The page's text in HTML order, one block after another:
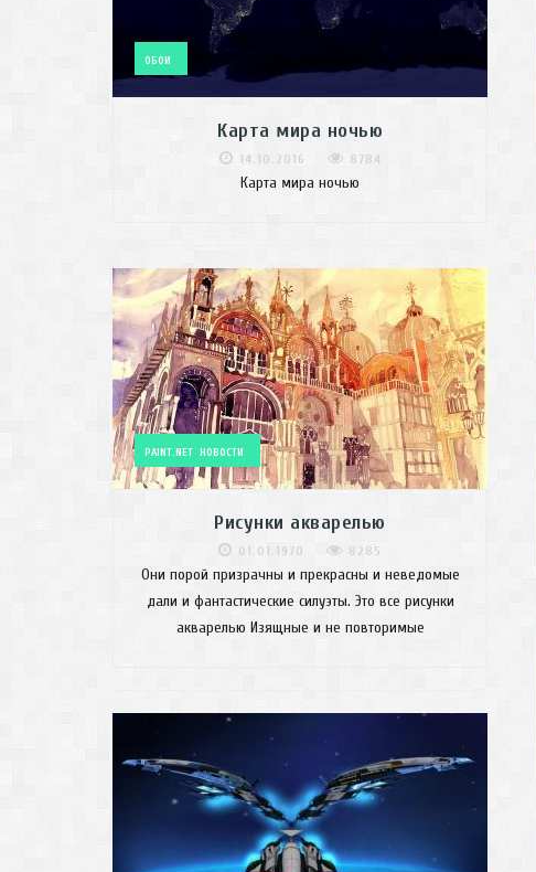
ОБОИ
Карта мира ночью
14.10.2016 8784
Карта мира ночью
PAINT.NET НОВОСТИ
Рисунки акварелью
01.01.1970 8285
Они порой призрачны и прекрасны и неведомые
дали и фантастические силуэты. Это все рисунки
акварелью Изящные и не повторимые